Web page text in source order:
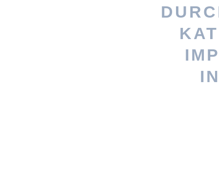
persönlicheres Geschenk?
Stöbere nach